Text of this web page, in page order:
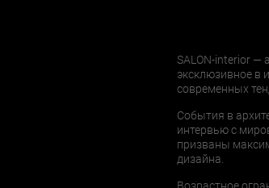
SALON-interior —
эксклюзивное в
современных
События в
интервью с
призваны
дизайна.